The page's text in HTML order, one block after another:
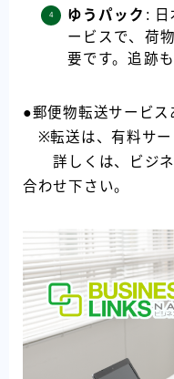
ゆうパック : 日
ービスで、荷
要です。追跡
●郵便物転送サービス
※転送は、有料サー
詳しくは、ビジネ
合わせ下さい。